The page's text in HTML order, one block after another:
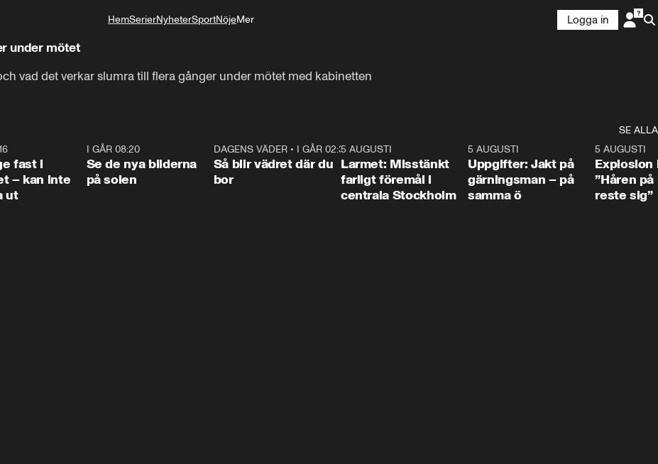
HemSerierNyheterSportNöjeMer
Logga in
under mötet
vad det verkar slumra till flera gånger under mötet med kabinetten
SE ALLA
fast i
– kan inte
ut
I GÅR 08:20
Se de nya bilderna
på solen
1:06
DAGENS VÄDER• I GÅR 02:30
Så blir vädret där du
bor
0:35
5 AUGUSTI
Larmet: Misstänkt
farligt föremål i
centrala Stockholm
0:33
5 AUGUSTI
Uppgifter: Jakt på
gärningsman – på
samma ö
5 AUGUSTI
Explosion
”Håren
reste sig”